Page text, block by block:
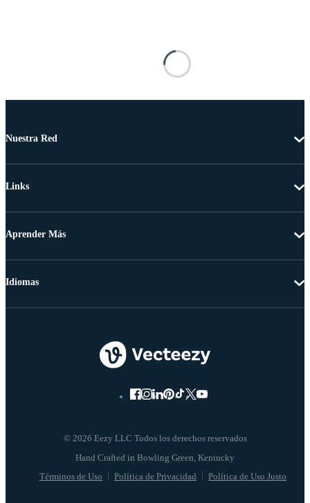
Nuestra Red
Links
Aprender Más
© 2026 Eezy LLC Todos los derechos reservados
Términos de Uso Política de Privacidad Política de Uso Justo
Idiomas